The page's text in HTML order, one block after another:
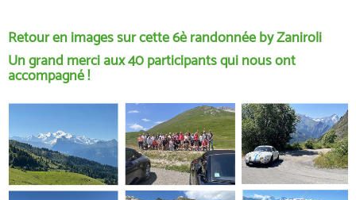
Retour en images sur cette 6è randonnée by Zaniroli
Un grand merci aux 40 participants qui nous ont
accompagné !